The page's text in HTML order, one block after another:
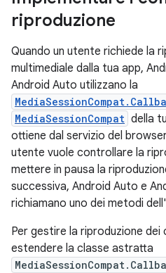
riproduzione
Quando un utente richiede la
multimediale dalla tua app,
Android Auto utilizzano la
MediaSessionCompat della
ottiene dal servizio del
utente vuole controllare la
mettere in pausa la
successiva, Android Auto e
richiamano uno dei metodi
Per gestire la riproduzione
estendere la classe astratta